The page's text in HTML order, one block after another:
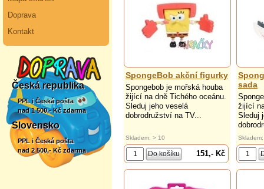
Doprava
Kontakt
Česká republika
PPL i Česká pošta
nad 1 500,- Kč zdarma
Slovensko
PPL i Česká pošta
nad 2 500,- Kč zdarma
SpongeBob akční figurky
Spongebob je mořská houba
žijící na dně Tichého oceánu.
Sleduj jeho veselá
dobrodružství na TV...
Skladem: > 10
151,- Kč
sada
žijící
Sleduj